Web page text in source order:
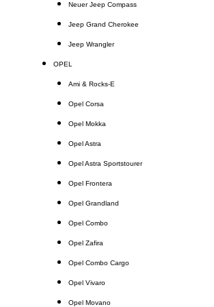
Neuer Jeep Compass
Jeep Grand Cherokee
Jeep Wrangler
OPEL
Ami & Rocks-E
Opel Corsa
Opel Mokka
Opel Astra
Opel Astra Sportstourer
Opel Frontera
Opel Grandland
Opel Combo
Opel Zafira
Opel Combo Cargo
Opel Vivaro
Opel Movano